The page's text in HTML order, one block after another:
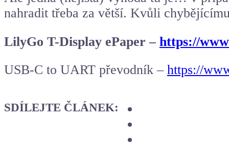
nahradit třeba za větší. Kvůli
LilyGo T-Display ePaper – https://
USB-C to UART převodník – https://
SDÍLEJTE ČLÁNEK: